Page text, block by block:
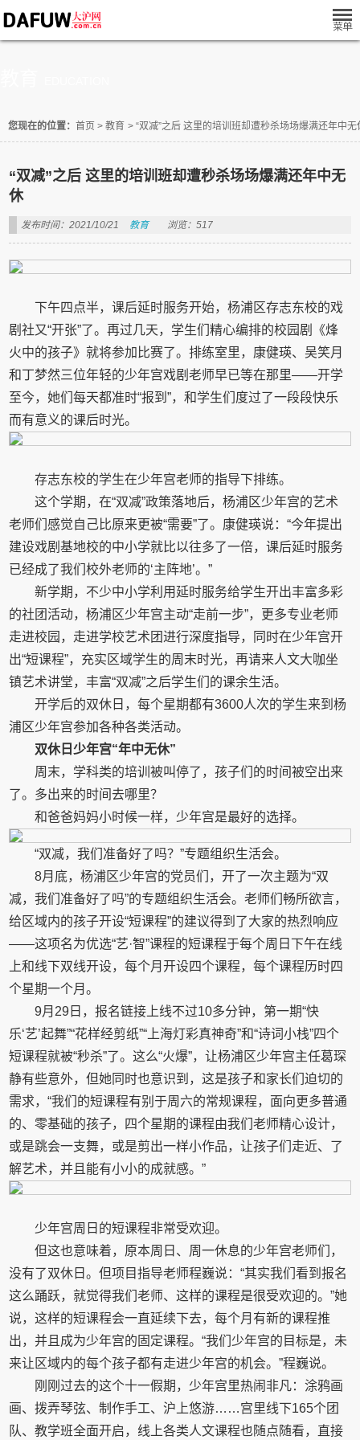
您现在的位置： 首页 > 教育 > “双减”之后 这里的培训班却遭秒杀场场爆满还年中无
“双减”之后 这里的培训班却遭秒杀场场爆满还年中无
休
发布时间：2021/10/21 教育 浏览：517
下午四点半，课后延时服务开始，杨浦区存志东校的戏
剧社又“开张”了。再过几天，学生们精心编排的校园剧《烽
火中的孩子》就将参加比赛了。排练室里，康健瑛、吴笑月
和丁梦然三位年轻的少年宫戏剧老师早已等在那里——开学
至今，她们每天都准时“报到”，和学生们度过了一段段快乐
而有意义的课后时光。
存志东校的学生在少年宫老师的指导下排练。
这个学期，在“双减”政策落地后，杨浦区少年宫的艺术
老师们感觉自己比原来更被“需要”了。康健瑛说：“今年提出
建设戏剧基地校的中小学就比以往多了一倍，课后延时服务
已经成了我们校外老师的‘主阵地’。”
新学期，不少中小学利用延时服务给学生开出丰富多彩
的社团活动，杨浦区少年宫主动“走前一步”，更多专业老师
走进校园，走进学校艺术团进行深度指导，同时在少年宫开
出“短课程”，充实区域学生的周末时光，再请来人文大咖坐
镇艺术讲堂，丰富“双减”之后学生们的课余生活。
开学后的双休日，每个星期都有3600人次的学生来到杨
浦区少年宫参加各种各类活动。
双休日少年宫“年中无休”
周末，学科类的培训被叫停了，孩子们的时间被空出来
了。多出来的时间去哪里？
和爸爸妈妈小时候一样，少年宫是最好的选择。
“双减，我们准备好了吗？”专题组织生活会。
8月底，杨浦区少年宫的党员们，开了一次主题为“双
减，我们准备好了吗”的专题组织生活会。老师们畅所欲言，
给区域内的孩子开设“短课程”的建议得到了大家的热烈响应
——这项名为优选“艺·智”课程的短课程于每个周日下午在线
上和线下双线开设，每个月开设四个课程，每个课程历时四
个星期一个月。
9月29日，报名链接上线不过10多分钟，第一期“快
乐‘艺’起舞”“花样经剪纸”“上海灯彩真神奇”和“诗词小栈”四个
短课程就被“秒杀”了。这么“火爆”，让杨浦区少年宫主任葛琛
静有些意外，但她同时也意识到，这是孩子和家长们迫切的
需求，“我们的短课程有别于周六的常规课程，面向更多普通
的、零基础的孩子，四个星期的课程由我们老师精心设计，
或是跳会一支舞，或是剪出一样小作品，让孩子们走近、了
解艺术，并且能有小小的成就感。”
少年宫周日的短课程非常受欢迎。
但这也意味着，原本周日、周一休息的少年宫老师们，
没有了双休日。但项目指导老师程巍说：“其实我们看到报名
这么踊跃，就觉得我们老师、这样的课程是很受欢迎的。”她
说，这样的短课程会一直延续下去，每个月有新的课程推
出，并且成为少年宫的固定课程。“我们少年宫的目标是，未
来让区域内的每个孩子都有走进少年宫的机会。”程巍说。
刚刚过去的这个十一假期，少年宫里热闹非凡：涂鸦画
画、拨弄琴弦、制作手工、沪上悠游……宫里线下165个团
队、教学班全面开启，线上各类人文课程也随点随看，直接